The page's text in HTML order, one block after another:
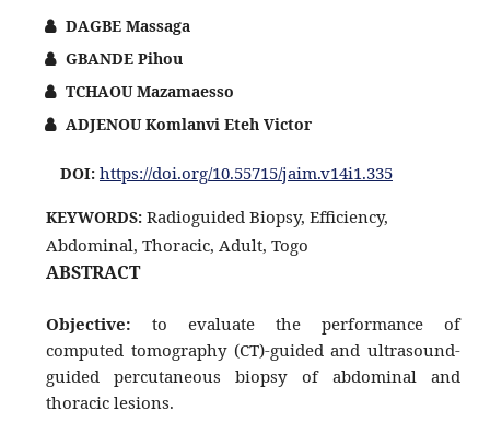
DAGBE Massaga
GBANDE Pihou
TCHAOU Mazamaesso
ADJENOU Komlanvi Eteh Victor
DOI: https://doi.org/10.55715/jaim.v14i1.335
KEYWORDS:Radioguided Biopsy, Efficiency,
Abdominal, Thoracic, Adult, Togo
ABSTRACT
Objective: to evaluate the performance of
computed tomography (CT)-guided and ultrasound-
guided percutaneous biopsy of abdominal and
thoracic lesions.